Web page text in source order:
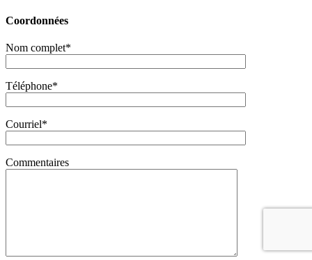
Coordonnées
Nom complet*
Téléphone*
Courriel*
Commentaires